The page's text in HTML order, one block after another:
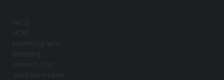
PACS
HCM
Mammography
Beratung
JiveX on Tour
JiveX live erleben